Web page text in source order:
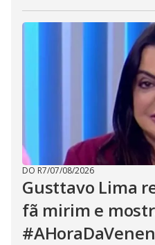
DO R7/07/08/2026
Gusttavo Lima
fã mirim e